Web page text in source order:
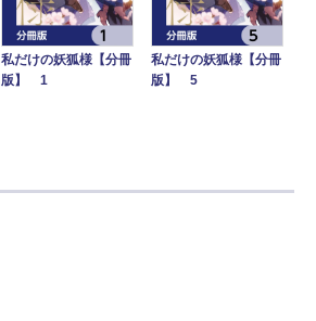
私だけの妖狐様【分冊
版】 1
私だけの妖狐様【分冊
版】 5